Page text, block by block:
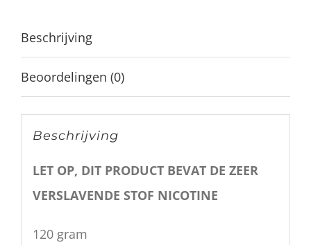
Beschrijving
Beoordelingen (0)
Beschrijving
LET OP, DIT PRODUCT BEVAT DE ZEER
VERSLAVENDE STOF NICOTINE
120 gram